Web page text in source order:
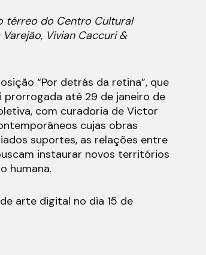
térreo do Centro Cultural
Vivian Caccuri &
“Por detrás da retina”, que
prorrogada até 29 de janeiro de
com curadoria de Victor
cujas obras
suportes, as relações entre
instaurar novos territórios
humana.
arte digital no dia 15 de